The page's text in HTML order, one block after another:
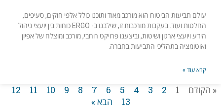
עולם תביעות הביטוח הוא מורכב מאוד ותוכנו כולל אלפי חוקים, סעיפים,
החלטות ועוד. בעקבות מורכבות זו, שילבנו ב- ERGO כוחות בין יועצי ניהול
הידע ויועצי ארגון ושיטות, וביצענו פרויקט רוחבי, מורכב ומוצלח של אפיון
ואוטומציה בתהליכי התביעות בחברה.
קרא עוד »
« הקודם 1
2
3
4
5
6
7
8
9
10
11
12
13
הבא »